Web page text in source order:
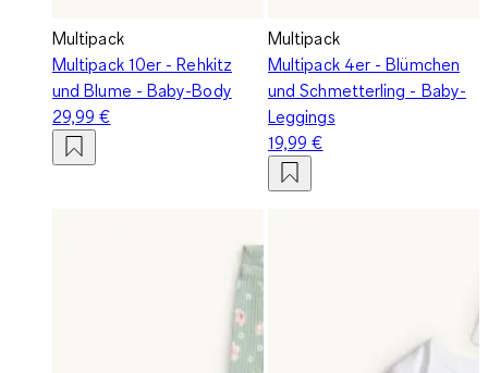
Multipack
Multipack 10er - Rehkitz
und Blume - Baby-Body
29,99 €
Multipack
Multipack 4er - Blümchen
und Schmetterling - Baby-
Leggings
19,99 €